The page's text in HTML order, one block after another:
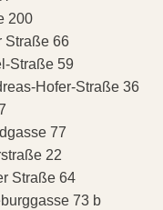
200
Straße 66
Straße 59
Hofer-Straße 36
77
22
Straße 64
73 b